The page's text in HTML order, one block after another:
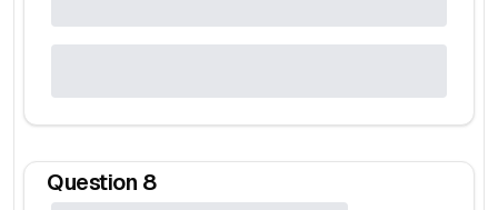
Question 8